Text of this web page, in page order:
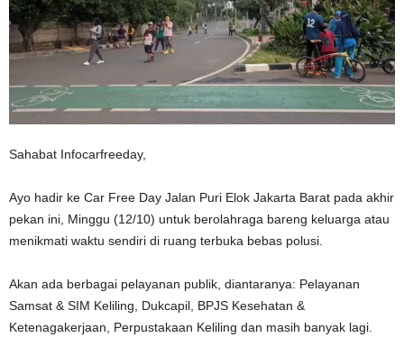
Sahabat Infocarfreeday,
Ayo hadir ke Car Free Day Jalan Puri Elok Jakarta Barat pada akhir
pekan ini, Minggu (12/10) untuk berolahraga bareng keluarga atau
menikmati waktu sendiri di ruang terbuka bebas polusi.
Akan ada berbagai pelayanan publik, diantaranya: Pelayanan
Samsat & SIM Keliling, Dukcapil, BPJS Kesehatan &
Ketenagakerjaan, Perpustakaan Keliling dan masih banyak lagi.